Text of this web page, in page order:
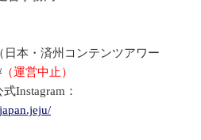
日本・済州コンテンツアワー
（運営中止）
Instagram：